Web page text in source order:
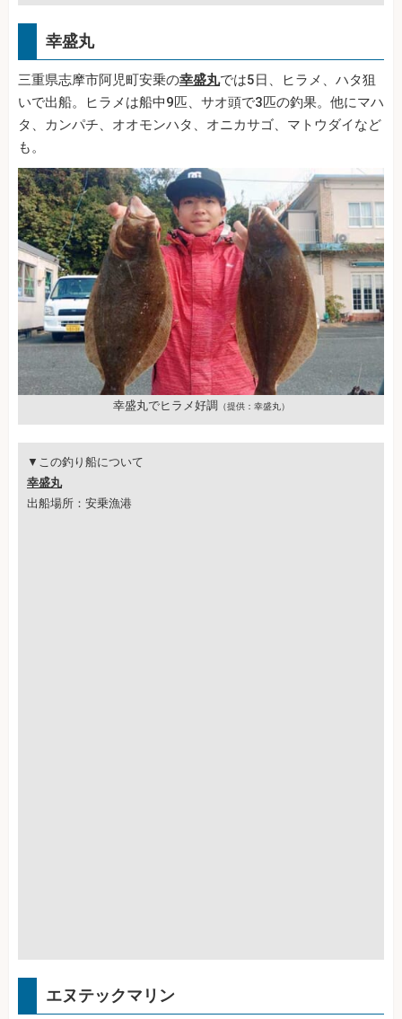
幸盛丸
三重県志摩市阿児町安乗の幸盛丸では5日、ヒラメ、ハタ狙
いで出船。ヒラメは船中9匹、サオ頭で3匹の釣果。他にマハ
タ、カンパチ、オオモンハタ、オニカサゴ、マトウダイなど
も。
幸盛丸でヒラメ好調 （提供：幸盛丸）
▼この釣り船について
幸盛丸
出船場所：安乗漁港
エヌテックマリン